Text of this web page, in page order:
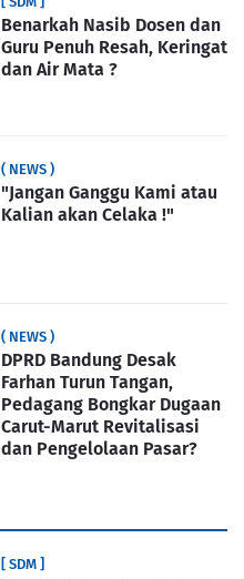
Benarkah Nasib Dosen dan
Guru Penuh Resah, Keringat
dan Air Mata ?
( NEWS )
"Jangan Ganggu Kami atau
Kalian akan Celaka !"
( NEWS )
DPRD Bandung Desak
Farhan Turun Tangan,
Pedagang Bongkar Dugaan
Carut-Marut Revitalisasi
dan Pengelolaan Pasar?
[ SDM ]